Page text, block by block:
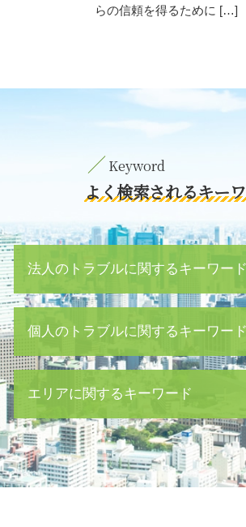
らの信頼を得るために […]
よく検索されるキー
法人のトラブルに関するキーワード
手形 とは
会社 破産手続き 費用
契約書 チェック
借金 差し押さえ
m&a 弁護士
経理 財務
ハラスメント 研修
個人のトラブルに関するキーワード
公正証書 遺言 効力
残業代 未払い
恐喝 事件
内容証明 理由
残業代 請求 証拠
エリアに関するキーワード
親権取得 新宿区 弁護士
内容証明郵便 目黒区 弁護士
離婚 目黒区 相談